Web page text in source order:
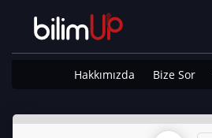
Hakkımızda Bize Sor